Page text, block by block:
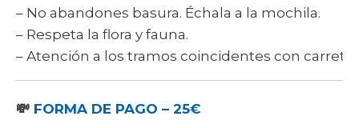
– No abandones basura. Échala a la mochila.
– Respeta la flora y fauna.
– Atención a los tramos coincidentes con
💸 FORMA DE PAGO – 25€